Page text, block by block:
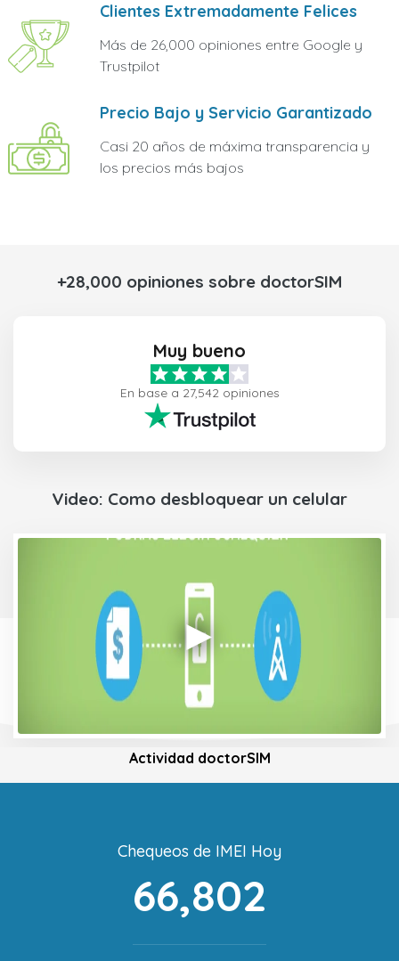
Clientes Extremadamente Felices
Más de 26,000 opiniones entre Google y
Trustpilot
Precio Bajo y Servicio Garantizado
Casi 20 años de máxima transparencia y
los precios más bajos
+28,000 opiniones sobre doctorSIM
Muy bueno
En base a 27,542 opiniones
Video: Como desbloquear un celular
Actividad doctorSIM
Chequeos de IMEI Hoy
66,802